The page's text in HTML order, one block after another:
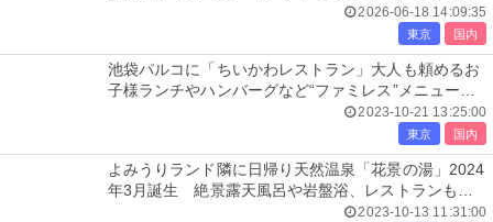
2026-06-18 14:09:35
東京 国内
池袋パルコに「ちいかわレストラン」大人も頼めるお
子様ランチやハンバーグなど“ファミレス”メニュー充
2023-10-21 13:25:00
東京 国内
よみうりランド隣に日帰り天然温泉「花景の湯」2024
年3月誕生 絶景露天風呂や岩盤浴、レストランも出
2023-10-13 11:31:00